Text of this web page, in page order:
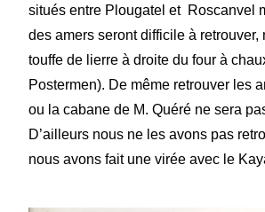
situés entre Plougatel et Roscanvel
des amers seront difficile à retrouver,
touffe de lierre à droite du four à
Postermen). De même retrouver les
ou la cabane de M. Quéré ne sera
D’ailleurs nous ne les avons pas
nous avons fait une virée avec le